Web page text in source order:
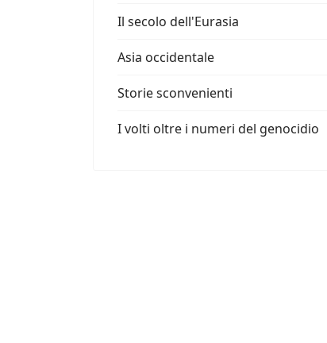
Il secolo dell'Eurasia
Asia occidentale
Storie sconvenienti
I volti oltre i numeri del genocidio